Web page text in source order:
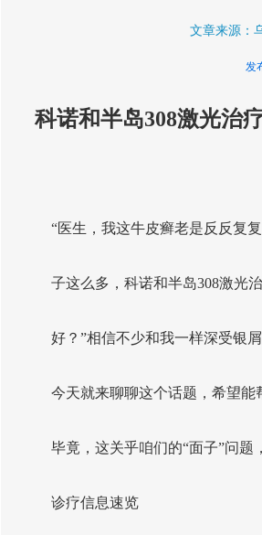
文章来源：
发
科诺和半岛308激光治
“医生，我这牛皮癣老是反反复
子这么多，科诺和半岛308激光
好？”相信不少和我一样深受银
今天就来聊聊这个话题，希望能
毕竟，这关乎咱们的“面子”问题
诊疗信息速览